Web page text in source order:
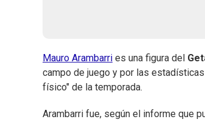
Mauro Arambarri es una figura del
campo de juego y por las
físico" de la temporada.
Arambarri fue, según el informe que